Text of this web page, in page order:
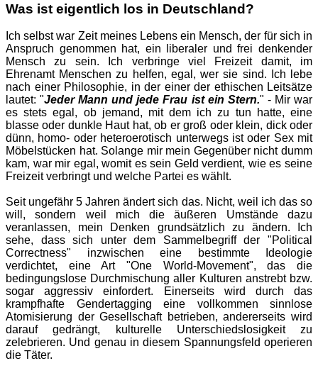
Was ist eigentlich los in Deutschland?
Ich selbst war Zeit meines Lebens ein Mensch, der für sich in
Anspruch genommen hat, ein liberaler und frei denkender
Mensch zu sein. Ich verbringe viel Freizeit damit, im
Ehrenamt Menschen zu helfen, egal, wer sie sind. Ich lebe
nach einer Philosophie, in der einer der ethischen Leitsätze
lautet: "Jeder Mann und jede Frau ist ein Stern." - Mir war
es stets egal, ob jemand, mit dem ich zu tun hatte, eine
blasse oder dunkle Haut hat, ob er groß oder klein, dick oder
dünn, homo- oder heteroerotisch unterwegs ist oder Sex mit
Möbelstücken hat. Solange mir mein Gegenüber nicht dumm
kam, war mir egal, womit es sein Geld verdient, wie es seine
Freizeit verbringt und welche Partei es wählt.
Seit ungefähr 5 Jahren ändert sich das. Nicht, weil ich das so
will, sondern weil mich die äußeren Umstände dazu
veranlassen, mein Denken grundsätzlich zu ändern. Ich
sehe, dass sich unter dem Sammelbegriff der "Political
Correctness" inzwischen eine bestimmte Ideologie
verdichtet, eine Art "One World-Movement", das die
bedingungslose Durchmischung aller Kulturen anstrebt bzw.
sogar aggressiv einfordert. Einerseits wird durch das
krampfhafte Gendertagging eine vollkommen sinnlose
Atomisierung der Gesellschaft betrieben, andererseits wird
darauf gedrängt, kulturelle Unterschiedslosigkeit zu
zelebrieren. Und genau in diesem Spannungsfeld operieren
die Täter.